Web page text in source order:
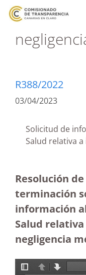
R388/2022
03/04/2023
Solicitud de
Salud relativa
Resolución
terminación
información
Salud
negligencia